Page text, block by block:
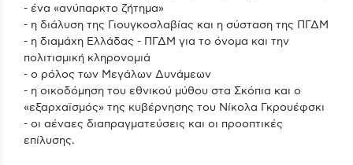
- ένα «ανύπαρκτο ζήτημα»
- η διάλυση της Γιουγκοσλαβίας και η σύσταση της ΠΓΔΜ
- η διαμάχη Ελλάδας - ΠΓΔΜ για το όνομα και την
πολιτισμική κληρονομιά
- ο ρόλος των Μεγάλων Δυνάμεων
- η οικοδόμηση του εθνικού μύθου στα Σκόπια και ο
«εξαρχαϊσμός» της κυβέρνησης του Νίκολα Γκρουέφσκι
- οι αέναες διαπραγματεύσεις και οι προοπτικές
επίλυσης.